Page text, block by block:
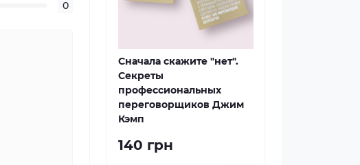
0
Сначала скажите "нет".
Секреты
профессиональных
переговорщиков Джим
Кэмп
140 грн